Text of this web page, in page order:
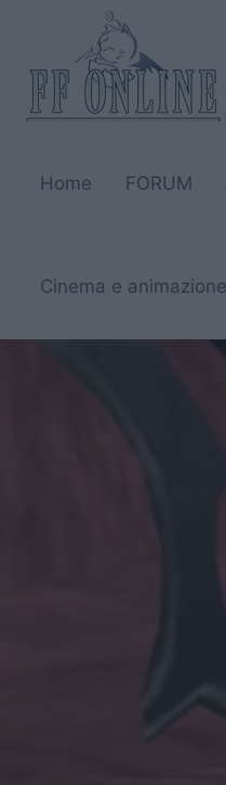
contenuto
Home FORUM
Cinema e animazione